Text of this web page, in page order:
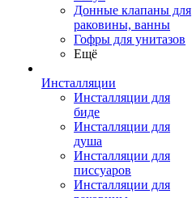
Донные клапаны для
раковины, ванны
Гофры для унитазов
Ещё
Инсталляции
Инсталляции для
биде
Инсталляции для
душа
Инсталляции для
писсуаров
Инсталляции для